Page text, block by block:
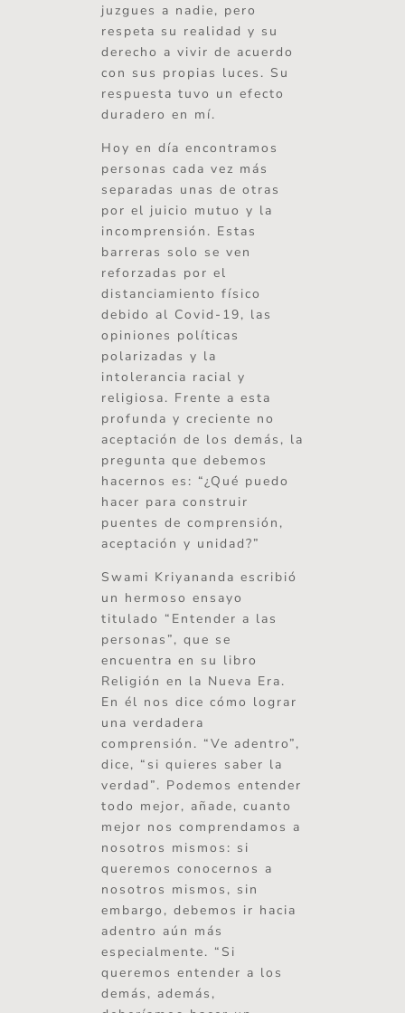
juzgues a nadie, pero
respeta su realidad y su
derecho a vivir de acuerdo
con sus propias luces. Su
respuesta tuvo un efecto
duradero en mí.
Hoy en día encontramos
personas cada vez más
separadas unas de otras
por el juicio mutuo y la
incomprensión. Estas
barreras solo se ven
reforzadas por el
distanciamiento físico
debido al Covid-19, las
opiniones políticas
polarizadas y la
intolerancia racial y
religiosa. Frente a esta
profunda y creciente no
aceptación de los demás, la
pregunta que debemos
hacernos es: “¿Qué puedo
hacer para construir
puentes de comprensión,
aceptación y unidad?”
Swami Kriyananda escribió
un hermoso ensayo
titulado “Entender a las
personas”, que se
encuentra en su libro
Religión en la Nueva Era.
En él nos dice cómo lograr
una verdadera
comprensión. “Ve adentro”,
dice, “si quieres saber la
verdad”. Podemos entender
todo mejor, añade, cuanto
mejor nos comprendamos a
nosotros mismos: si
queremos conocernos a
nosotros mismos, sin
embargo, debemos ir hacia
adentro aún más
especialmente. “Si
queremos entender a los
demás, además,